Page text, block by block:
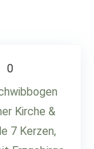
0